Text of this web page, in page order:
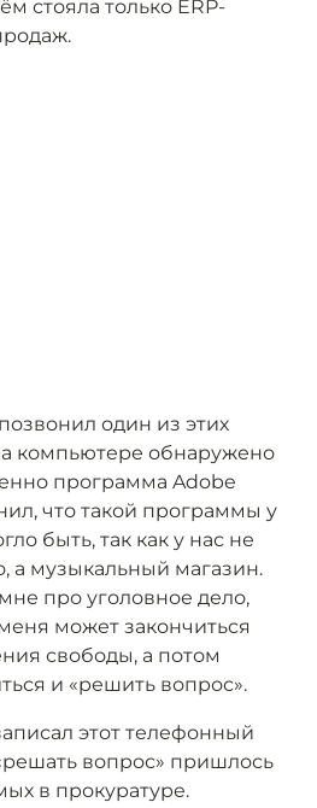
стояла только ERP-
один из этих
компьютере обнаружено
программа Adobe
что такой программы у
быть, так как у нас не
а музыкальный магазин.
про уголовное дело,
может закончиться
свободы, а потом
и «решить вопрос».
этот телефонный
вопрос» пришлось
в прокуратуре.